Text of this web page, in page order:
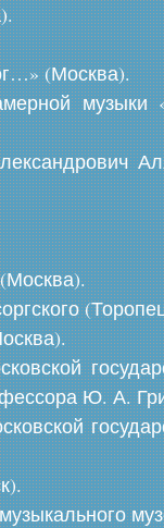
(Москва).
музыки
Ю. А.